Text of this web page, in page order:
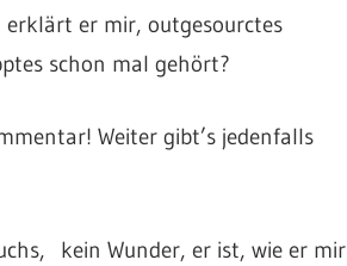
er mir, outgesourctes
schon mal gehört?
Weiter gibt’s jedenfalls
kein Wunder, er ist, wie er mir